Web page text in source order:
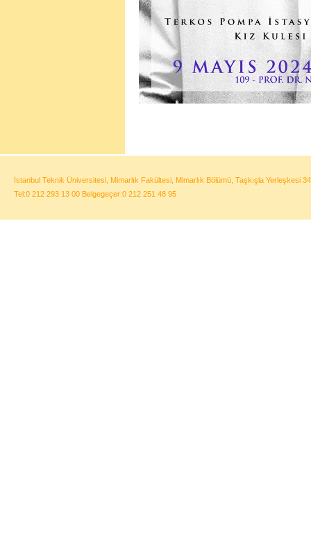
İstanbul Teknik Üniversitesi, Mimarlık Fakültesi, Mimarlık Bölümü, Taşkışla Yerleşkesi
Tel:0 212 293 13 00 Belgegeçer:0 212 251 48 95